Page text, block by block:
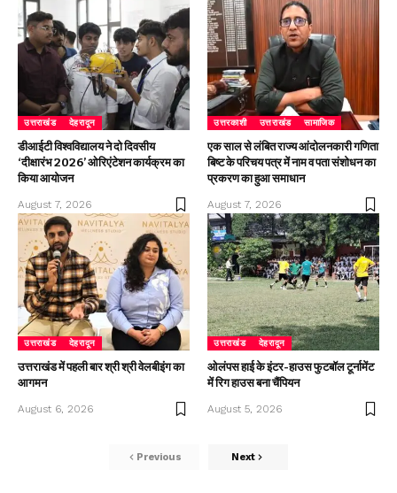
उत्तराखंड देहरादून
डीआईटी विश्वविद्यालय ने दो दिवसीय
‘दीक्षारंभ 2026’ ओरिएंटेशन कार्यक्रम का
किया आयोजन
August 7, 2026
उत्तरकाशी उत्तराखंड सामाजिक
एक साल से लंबित राज्य आंदोलनकारी गणिता
बिष्ट के परिचय पत्र में नाम व पता संशोधन का
प्रकरण का हुआ समाधान
August 7, 2026
उत्तराखंड देहरादून
उत्तराखंड में पहली बार श्री श्री वेलबीइंग का
आगमन
August 6, 2026
उत्तराखंड देहरादून
ओलंपस हाई के इंटर-हाउस फुटबॉल टूर्नामेंट
में रिग हाउस बना चैंपियन
August 5, 2026
Previous Next